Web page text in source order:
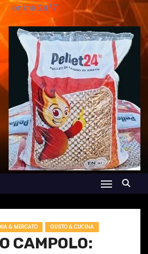
online 24/7
& MERCATO GUSTO & CUCINA
CAMPOLO: